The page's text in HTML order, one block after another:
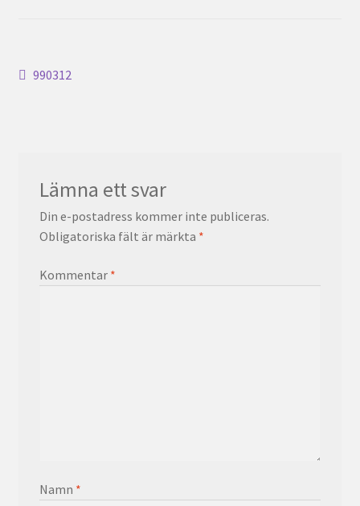
Inläggsnavigering
Föregående
990312
Lämna ett svar
Din e-postadress kommer inte publiceras.
Obligatoriska fält är märkta *
Kommentar *
Namn *